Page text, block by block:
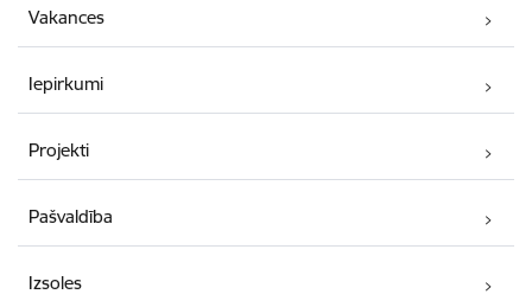
Vakances
Iepirkumi
Projekti
Pašvaldība
Izsoles